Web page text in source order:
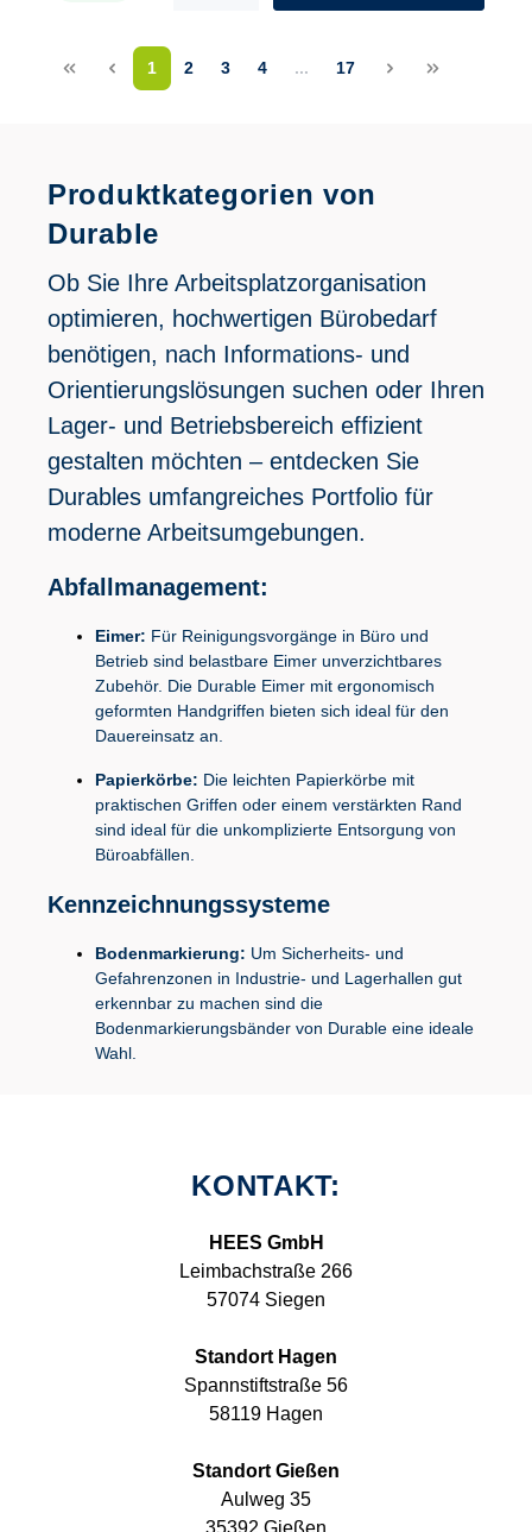
<< < 1 2 3 4 ... 17 > >>
Produktkategorien von
Durable
Ob Sie Ihre Arbeitsplatzorganisation
optimieren, hochwertigen Bürobedarf
benötigen, nach Informations- und
Orientierungslösungen suchen oder Ihren
Lager- und Betriebsbereich effizient
gestalten möchten – entdecken Sie
Durables umfangreiches Portfolio für
moderne Arbeitsumgebungen.
Abfallmanagement:
Eimer: Für Reinigungsvorgänge in Büro und
Betrieb sind belastbare Eimer unverzichtbares
Zubehör. Die Durable Eimer mit ergonomisch
geformten Handgriffen bieten sich ideal für den
Dauereinsatz an.
Papierkörbe: Die leichten Papierkörbe mit
praktischen Griffen oder einem verstärkten Rand
sind ideal für die unkomplizierte Entsorgung von
Büroabfällen.
Kennzeichnungssysteme
Bodenmarkierung: Um Sicherheits- und
Gefahrenzonen in Industrie- und Lagerhallen gut
erkennbar zu machen sind die
Bodenmarkierungsbänder von Durable eine ideale
Wahl.
KONTAKT:
HEES GmbH
Leimbachstraße 266
57074 Siegen
Standort Hagen
Spannstiftstraße 56
58119 Hagen
Standort Gießen
Aulweg 35